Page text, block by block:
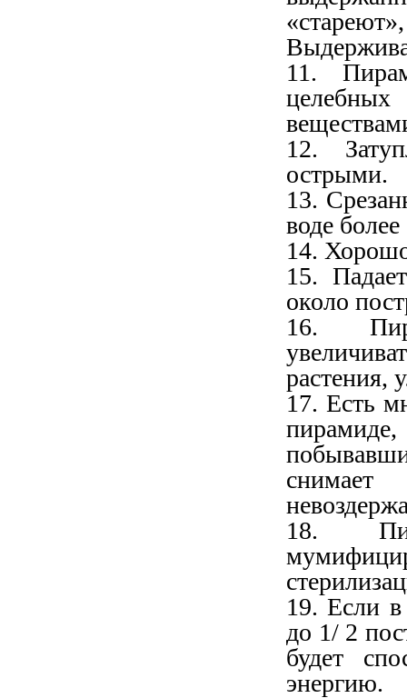
11.
12.
острыми.
13.
воде
14.
15.
около
16.
растения,
17. Есть
18.
19. Если
до 1/ 2
будет
энергию.